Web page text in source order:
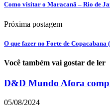
Como visitar o Maracanã – Rio de
Próxima postagem
O que fazer no Forte de Copacabana
Você também vai gostar de ler
D&D Mundo Afora
05/08/2024